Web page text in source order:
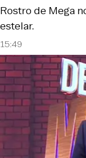
15:49
Rostro de Mega
estelar.